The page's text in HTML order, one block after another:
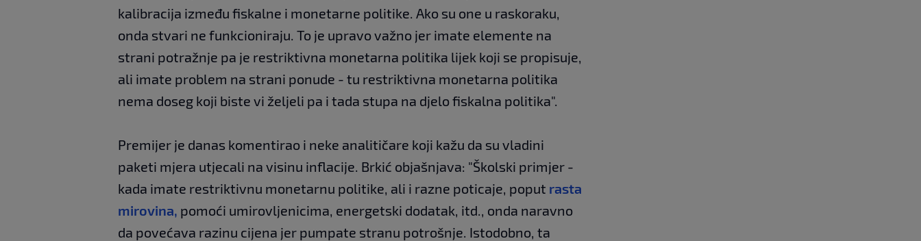
kalibracija između fiskalne i monetarne politike. Ako su one u raskoraku,
onda stvari ne funkcioniraju. To je upravo važno jer imate elemente na
strani potražnje pa je restriktivna monetarna politika lijek koji se propisuje,
ali imate problem na strani ponude - tu restriktivna monetarna politika
nema doseg koji biste vi željeli pa i tada stupa na djelo fiskalna politika".
Premijer je danas komentirao i neke analitičare koji kažu da su vladini
paketi mjera utjecali na visinu inflacije. Brkić objašnjava: "Školski primjer -
kada imate restriktivnu monetarnu politike, ali i razne poticaje, poput rasta
mirovina, pomoći umirovljenicima, energetski dodatak, itd., onda naravno
da povećava razinu cijena jer pumpate stranu potrošnje. Istodobno, ta